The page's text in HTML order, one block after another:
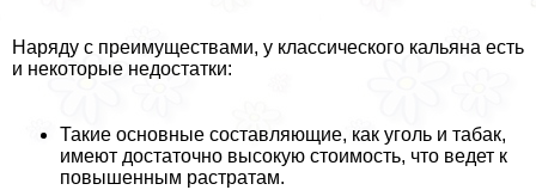
Наряду с преимуществами, у классического кальяна есть
и некоторые недостатки:
Такие основные составляющие, как уголь и табак,
имеют достаточно высокую стоимость, что ведет к
повышенным растратам.